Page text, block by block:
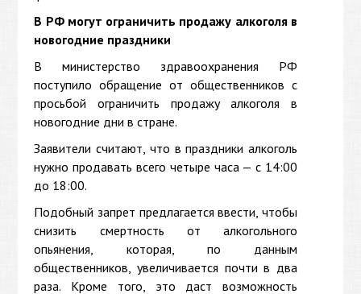
В РФ могут ограничить продажу алкоголя в
новогодние праздники
В министерство здравоохранения РФ
поступило обращение от общественников с
просьбой ограничить продажу алкоголя в
новогодние дни в стране.
Заявители считают, что в праздники алкоголь
нужно продавать всего четыре часа — с 14:00
до 18:00.
Подобный запрет предлагается ввести, чтобы
снизить смертность от алкогольного
опьянения, которая, по данным
общественников, увеличивается почти в два
раза. Кроме того, это даст возможность